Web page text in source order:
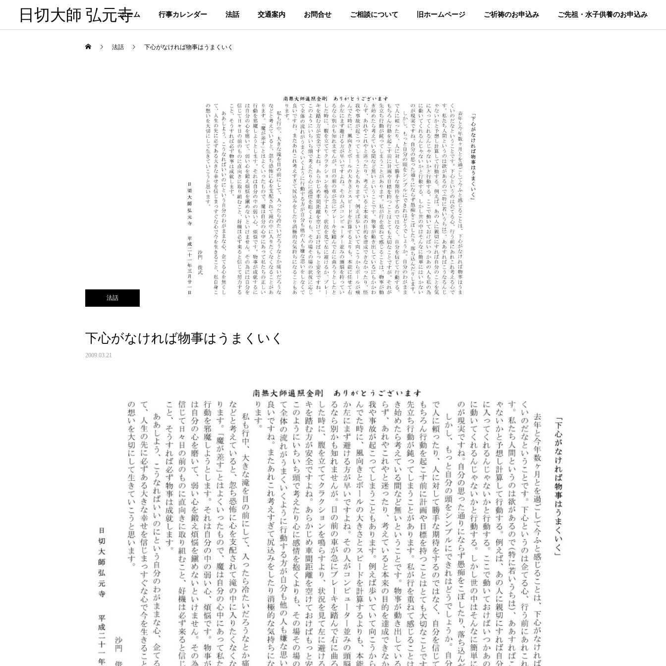
日切大師 弘元寺
ホーム 行事カレンダー 法話 交通案内 お問合せ ご相談について 旧ホームページ ご祈祷のお申込み ご先祖・水子供養のお申込み
法話 下心がなければ物事はうまくいく
法話
下心がなければ物事はうまくいく
2009.03.21